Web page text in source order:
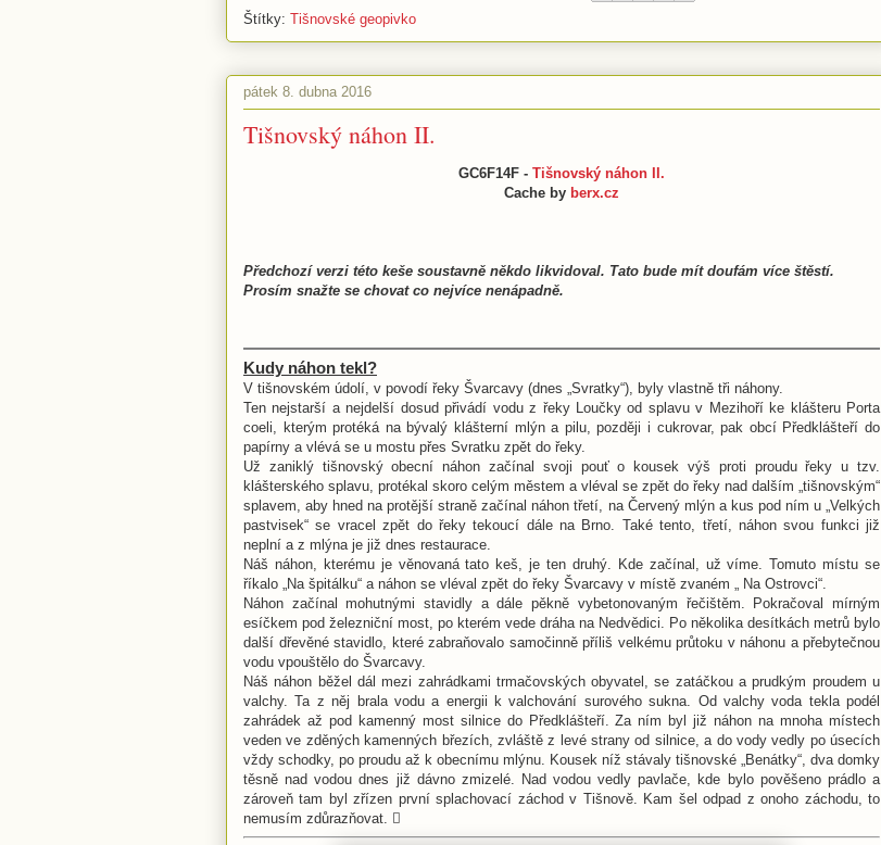
Štítky: Tišnovské geopivko
pátek 8. dubna 2016
Tišnovský náhon II.
GC6F14F - Tišnovský náhon II.
Cache by berx.cz
Předchozí verzi této keše soustavně někdo likvidoval. Tato bude mít doufám více štěstí.
Prosím snažte se chovat co nejvíce nenápadně.
Kudy náhon tekl?
V tišnovském údolí, v povodí řeky Švarcavy (dnes „Svratky“), byly vlastně tři náhony.
Ten nejstarší a nejdelší dosud přivádí vodu z řeky Loučky od splavu v Mezihoří ke klášteru Porta
coeli, kterým protéká na bývalý klášterní mlýn a pilu, později i cukrovar, pak obcí Předklášteří do
papírny a vlévá se u mostu přes Svratku zpět do řeky.
Už zaniklý tišnovský obecní náhon začínal svoji pouť o kousek výš proti proudu řeky u tzv.
klášterského splavu, protékal skoro celým městem a vléval se zpět do řeky nad dalším „tišnovským“
splavem, aby hned na protější straně začínal náhon třetí, na Červený mlýn a kus pod ním u „Velkých
pastvisek“ se vracel zpět do řeky tekoucí dále na Brno. Také tento, třetí, náhon svou funkci již
neplní a z mlýna je již dnes restaurace.
Náš náhon, kterému je věnovaná tato keš, je ten druhý. Kde začínal, už víme. Tomuto místu se
říkalo „Na špitálku“ a náhon se vléval zpět do řeky Švarcavy v místě zvaném „ Na Ostrovci“.
Náhon začínal mohutnými stavidly a dále pěkně vybetonovaným řečištěm. Pokračoval mírným
esíčkem pod železniční most, po kterém vede dráha na Nedvědici. Po několika desítkách metrů bylo
další dřevěné stavidlo, které zabraňovalo samočinně příliš velkému průtoku v náhonu a přebytečnou
vodu vpouštělo do Švarcavy.
Náš náhon běžel dál mezi zahrádkami trmačovských obyvatel, se zatáčkou a prudkým proudem u
valchy. Ta z něj brala vodu a energii k valchování surového sukna. Od valchy voda tekla podél
zahrádek až pod kamenný most silnice do Předklášteří. Za ním byl již náhon na mnoha místech
veden ve zděných kamenných březích, zvláště z levé strany od silnice, a do vody vedly po úsecích
vždy schodky, po proudu až k obecnímu mlýnu. Kousek níž stávaly tišnovské „Benátky“, dva domky
těsně nad vodou dnes již dávno zmizelé. Nad vodou vedly pavlače, kde bylo pověšeno prádlo a
zároveň tam byl zřízen první splachovací záchod v Tišnově. Kam šel odpad z onoho záchodu, to
nemusím zdůrazňovat. 